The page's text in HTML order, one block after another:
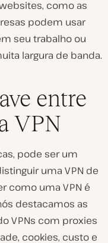
como as
podem usar
seu trabalho ou
largura de banda.
entre
VPN
pode ser um
uma VPN de
como uma VPN é
destacamos as
VPNs com proxies
cookies, custo e